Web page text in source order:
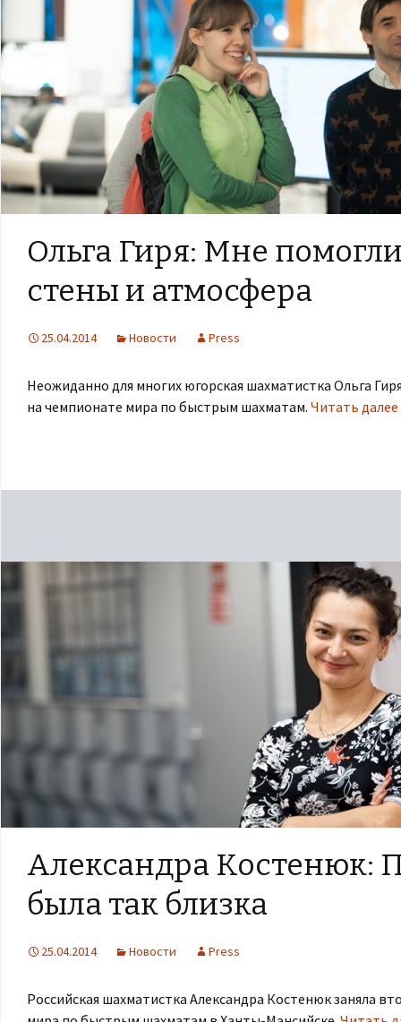
Ольга Гиря: Мне
стены и атмосфера
25.04.2014 Новости Press
Неожиданно для многих югорская шахматистка Ольга
на чемпионате мира по быстрым шахматам. Читать далее
Александра Костенюк:
была так близка
25.04.2014 Новости Press
Российская шахматистка Александра Костенюк заняла